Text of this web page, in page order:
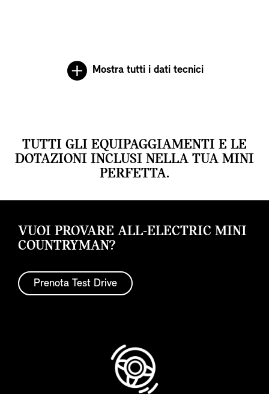
Mostra tutti i dati tecnici
TUTTI GLI EQUIPAGGIAMENTI E LE
DOTAZIONI INCLUSI NELLA TUA MINI
PERFETTA.
VUOI PROVARE ALL-ELECTRIC MINI
COUNTRYMAN?
Prenota Test Drive